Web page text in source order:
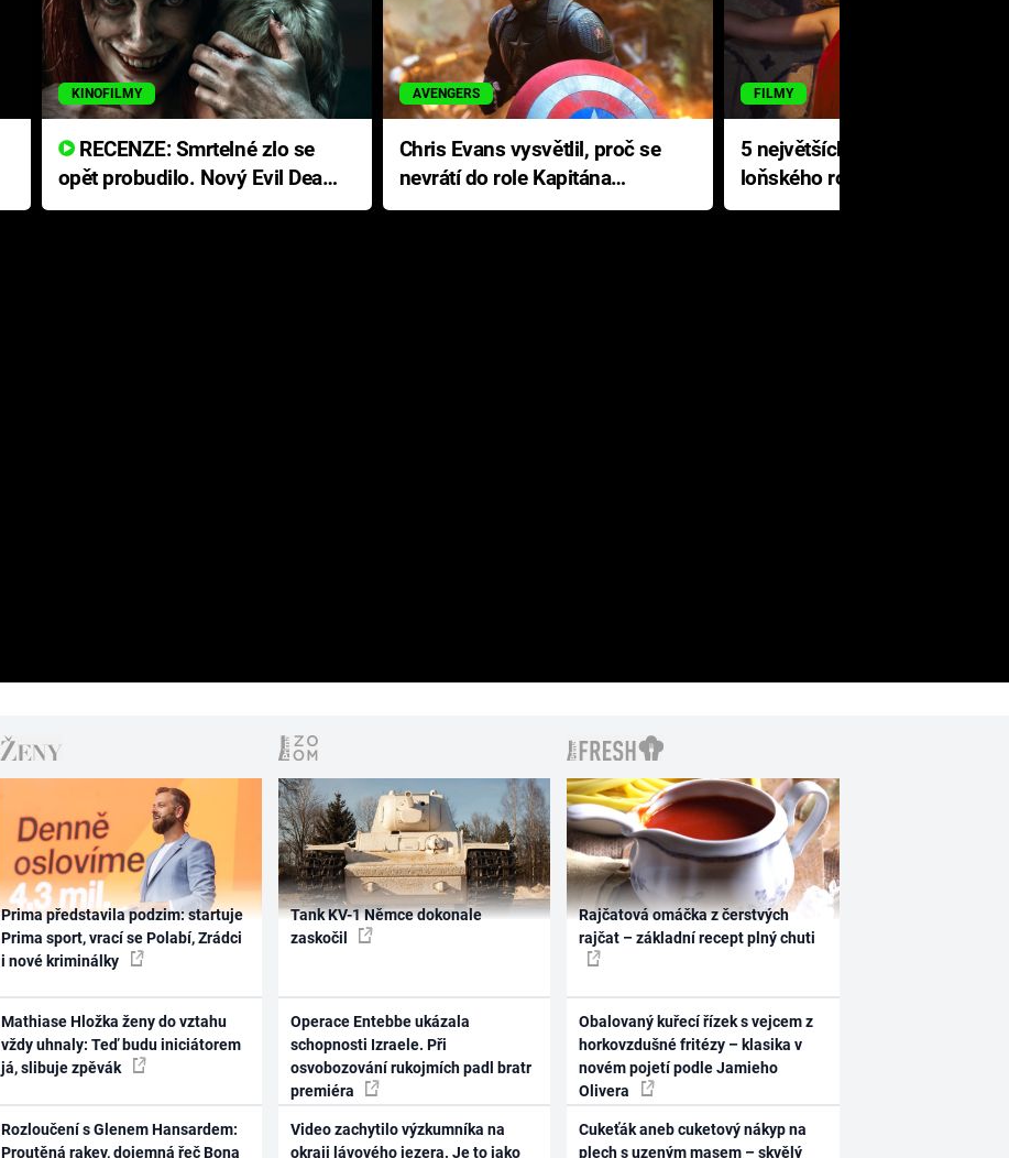
KINOFILMY
RECENZE: Smrtelné zlo se
opět probudilo. Nový Evil Dead
přichází s neodolatelnou
AVENGERS
Chris Evans vysvětlil, proč se
nevrátí do role Kapitána
Ameriky
FILMY
5 největších propadáků
loňského roku: Disney na
jediné katastrofě prodělal 200
Prima představila podzim: startuje
Prima sport, vrací se Polabí, Zrádci
i nové kriminálky
Mathiase Hložka ženy do vztahu
vždy uhnaly: Teď budu iniciátorem
já, slibuje zpěvák
Rozloučení s Glenem Hansardem:
Proutěná rakev, dojemná řeč Bona
Tank KV-1 Němce dokonale
zaskočil
Operace Entebbe ukázala
schopnosti Izraele. Při
osvobozování rukojmích padl bratr
premiéra
Video zachytilo výzkumníka na
okraji lávového jezera. Je to jako
Rajčatová omáčka z čerstvých
rajčat – základní recept plný chuti
Obalovaný kuřecí řízek s vejcem z
horkovzdušné fritézy – klasika v
novém pojetí podle Jamieho
Olivera
Cukeťák aneb cuketový nákyp na
plech s uzeným masem – skvělý